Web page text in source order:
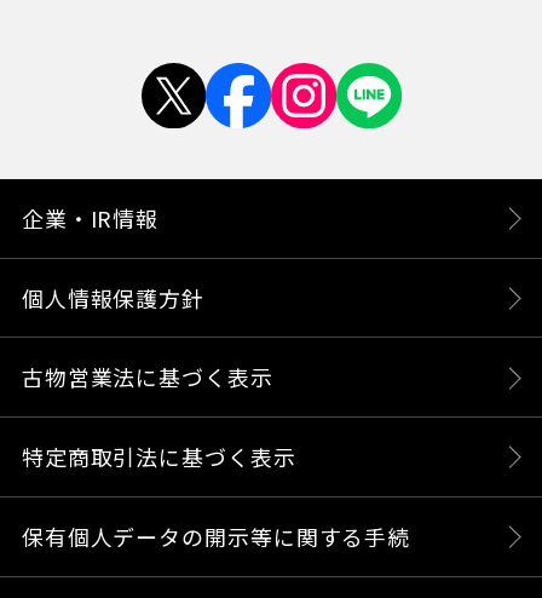
企業・IR情報
個人情報保護方針
古物営業法に基づく表示
特定商取引法に基づく表示
保有個人データの開示等に関する手続